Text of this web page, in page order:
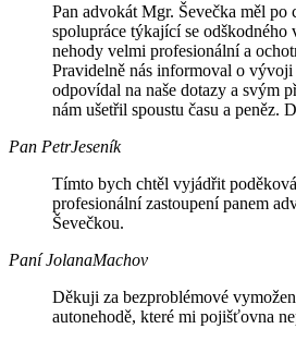
Pan advokát Mgr. Ševečka měl po
spolupráce týkající se odškodného
nehody velmi profesionální a
Pravidelně nás informoval o
odpovídal na naše dotazy a svým
nám ušetřil spoustu času a peněz.
Pan PetrJeseník
Tímto bych chtěl vyjádřit
profesionální zastoupení panem
Ševečkou.
Paní JolanaMachov
Děkuji za bezproblémové
autonehodě, které mi pojišťovna